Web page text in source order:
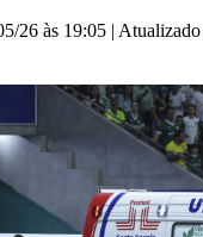
26 às 19:05 | Atualizado